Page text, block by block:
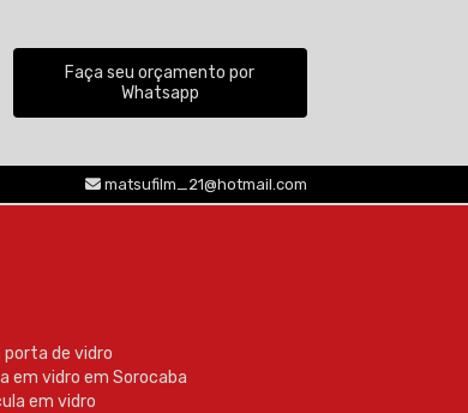
Faça seu orçamento por
Whatsapp
matsufilm_21@hotmail.com
porta de vidro
em vidro em Sorocaba
em vidro